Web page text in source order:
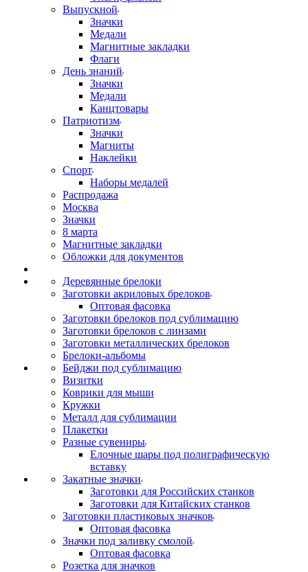
Выпускной
Значки
Медали
Магнитные закладки
Флаги
День знаний
Значки
Медали
Канцтовары
Патриотизм
Значки
Магниты
Наклейки
Спорт
Наборы медалей
Распродажа
Москва
Значки
8 марта
Магнитные закладки
Обложки для документов
Деревянные брелоки
Заготовки акриловых брелоков
Оптовая фасовка
Заготовки брелоков под сублимацию
Заготовки брелоков с линзами
Заготовки металлических брелоков
Брелоки-альбомы
Бейджи под сублимацию
Визитки
Коврики для мыши
Кружки
Металл для сублимации
Плакетки
Разные сувениры
Елочные шары под полиграфическую
вставку
Закатные значки
Заготовки для Российских станков
Заготовки для Китайских станков
Заготовки пластиковых значков
Оптовая фасовка
Значки под заливку смолой
Оптовая фасовка
Розетка для значков